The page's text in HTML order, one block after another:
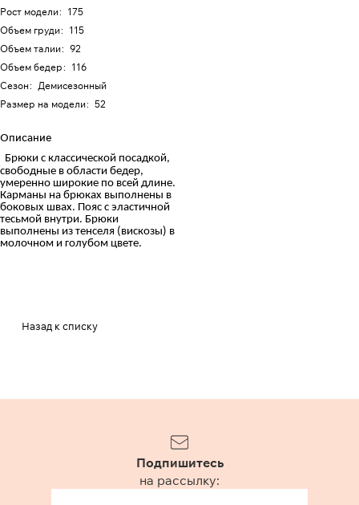
Рост модели: 175
Объем груди: 115
Объем талии: 92
Объем бедер: 116
Сезон: Демисезонный
Размер на модели: 52
Описание
Брюки с классической посадкой,
свободные в области бедер,
умеренно широкие по всей длине.
Карманы на брюках выполнены в
боковых швах. Пояс с эластичной
тесьмой внутри. Брюки
выполнены из тенселя (вискозы) в
молочном и голубом цвете.
Назад к списку
Подпишитесь
на рассылку: